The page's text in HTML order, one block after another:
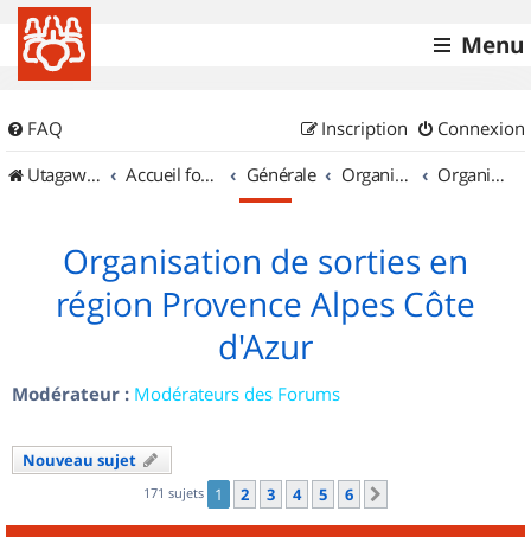
Menu
FAQ Connexion
Inscription
UtagawaVTT (Randos VTT et VTTAE avec traces GPS)
Accueil forum Générale Organisation de sorties & Recherche de partenaires Organisation de sorties en région Provence Alpes Côte d'Azur
Organisation de sorties en
région Provence Alpes Côte
d'Azur
Modérateur : Modérateurs des Forums
Nouveau sujet
171 sujets 1 2 3 4 5 6